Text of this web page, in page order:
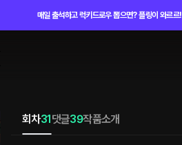
매일 출석하고 럭키드로우 뽑으면? 플링이 와르르!
회차31댓글39작품소개